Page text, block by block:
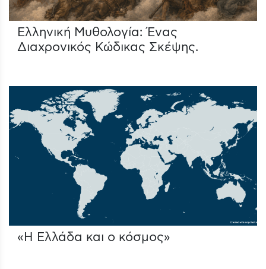
Ελληνική Μυθολογία: Ένας
Διαχρονικός Κώδικας Σκέψης.
«Η Ελλάδα και ο κόσμος»